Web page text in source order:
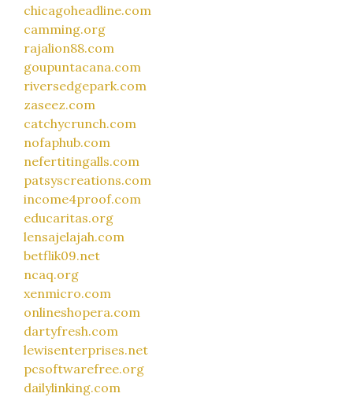
chicagoheadline.com
camming.org
rajalion88.com
goupuntacana.com
riversedgepark.com
zaseez.com
catchycrunch.com
nofaphub.com
nefertitingalls.com
patsyscreations.com
income4proof.com
educaritas.org
lensajelajah.com
betflik09.net
ncaq.org
xenmicro.com
onlineshopera.com
dartyfresh.com
lewisenterprises.net
pcsoftwarefree.org
dailylinking.com